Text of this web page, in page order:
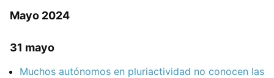
Mayo 2024
31 mayo
Muchos autónomos en pluriactividad no conocen las